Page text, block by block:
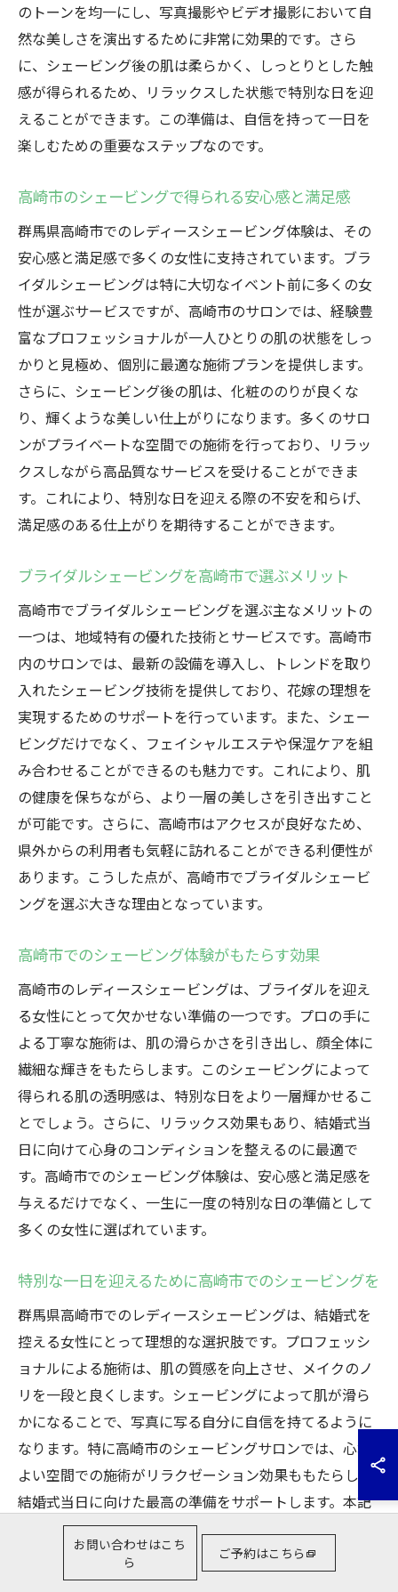
のトーンを均一にし、写真撮影やビデオ撮影において自
然な美しさを演出するために非常に効果的です。さら
に、シェービング後の肌は柔らかく、しっとりとした触
感が得られるため、リラックスした状態で特別な日を迎
えることができます。この準備は、自信を持って一日を
楽しむための重要なステップなのです。
高崎市のシェービングで得られる安心感と満足感
群馬県高崎市でのレディースシェービング体験は、その
安心感と満足感で多くの女性に支持されています。ブラ
イダルシェービングは特に大切なイベント前に多くの女
性が選ぶサービスですが、高崎市のサロンでは、経験豊
富なプロフェッショナルが一人ひとりの肌の状態をしっ
かりと見極め、個別に最適な施術プランを提供します。
さらに、シェービング後の肌は、化粧ののりが良くな
り、輝くような美しい仕上がりになります。多くのサロ
ンがプライベートな空間での施術を行っており、リラッ
クスしながら高品質なサービスを受けることができま
す。これにより、特別な日を迎える際の不安を和らげ、
満足感のある仕上がりを期待することができます。
ブライダルシェービングを高崎市で選ぶメリット
高崎市でブライダルシェービングを選ぶ主なメリットの
一つは、地域特有の優れた技術とサービスです。高崎市
内のサロンでは、最新の設備を導入し、トレンドを取り
入れたシェービング技術を提供しており、花嫁の理想を
実現するためのサポートを行っています。また、シェー
ビングだけでなく、フェイシャルエステや保湿ケアを組
み合わせることができるのも魅力です。これにより、肌
の健康を保ちながら、より一層の美しさを引き出すこと
が可能です。さらに、高崎市はアクセスが良好なため、
県外からの利用者も気軽に訪れることができる利便性が
あります。こうした点が、高崎市でブライダルシェービ
ングを選ぶ大きな理由となっています。
高崎市でのシェービング体験がもたらす効果
高崎市のレディースシェービングは、ブライダルを迎え
る女性にとって欠かせない準備の一つです。プロの手に
よる丁寧な施術は、肌の滑らかさを引き出し、顔全体に
繊細な輝きをもたらします。このシェービングによって
得られる肌の透明感は、特別な日をより一層輝かせるこ
とでしょう。さらに、リラックス効果もあり、結婚式当
日に向けて心身のコンディションを整えるのに最適で
す。高崎市でのシェービング体験は、安心感と満足感を
与えるだけでなく、一生に一度の特別な日の準備として
多くの女性に選ばれています。
特別な一日を迎えるために高崎市でのシェービングを
群馬県高崎市でのレディースシェービングは、結婚式を
控える女性にとって理想的な選択肢です。プロフェッシ
ョナルによる施術は、肌の質感を向上させ、メイクのノ
リを一段と良くします。シェービングによって肌が滑ら
かになることで、写真に写る自分に自信を持てるように
なります。特に高崎市のシェービングサロンでは、心地
よい空間での施術がリラクゼーション効果ももたらし、
結婚式当日に向けた最高の準備をサポートします。本記
事を最後までお読みいただきありがとうございます。次
回も皆様の美容に役立つ情報をお届けしますので、楽し
みにお待ちください。
お問い合わせはこち
ら
ご予約はこちら